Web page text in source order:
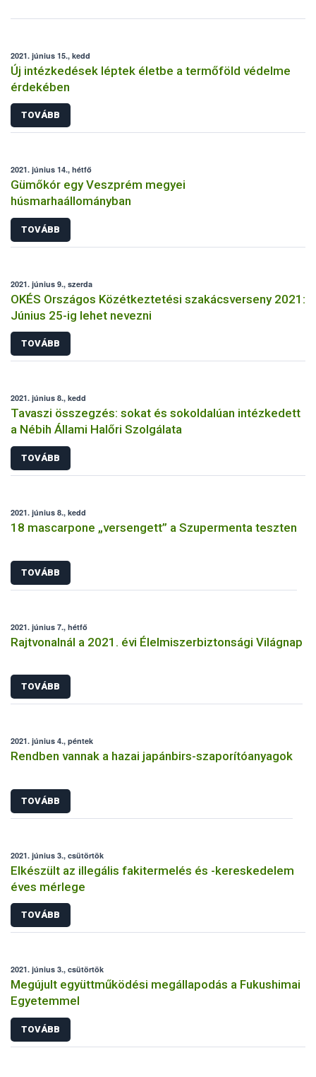
2021. június 15., kedd
Új intézkedések léptek életbe a termőföld védelme
érdekében
TOVÁBB
2021. június 14., hétfő
Gümőkór egy Veszprém megyei
húsmarhaállományban
TOVÁBB
2021. június 9., szerda
OKÉS Országos Közétkeztetési szakácsverseny 2021:
Június 25-ig lehet nevezni
TOVÁBB
2021. június 8., kedd
Tavaszi összegzés: sokat és sokoldalúan intézkedett
a Nébih Állami Halőri Szolgálata
TOVÁBB
2021. június 8., kedd
18 mascarpone „versengett” a Szupermenta teszten
TOVÁBB
2021. június 7., hétfő
Rajtvonalnál a 2021. évi Élelmiszerbiztonsági Világnap
TOVÁBB
2021. június 4., péntek
Rendben vannak a hazai japánbirs-szaporítóanyagok
TOVÁBB
2021. június 3., csütörtök
Elkészült az illegális fakitermelés és -kereskedelem
éves mérlege
TOVÁBB
2021. június 3., csütörtök
Megújult együttműködési megállapodás a Fukushimai
Egyetemmel
TOVÁBB